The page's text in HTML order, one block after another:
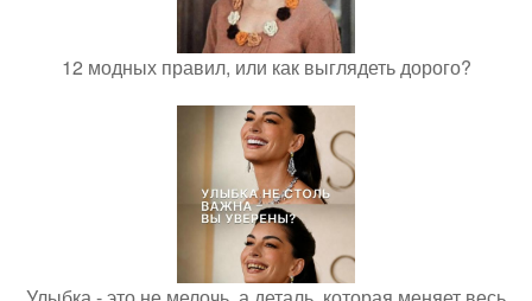
12 модных правил, или как выглядеть дорого?